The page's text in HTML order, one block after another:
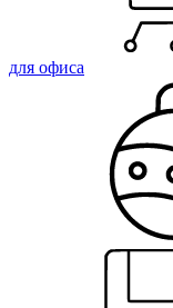
для офиса